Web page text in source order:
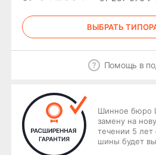
ВЫБРАТЬ
Помощь в
Шинное бюро
замену на
течении 5 лет
шины будет